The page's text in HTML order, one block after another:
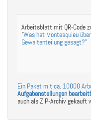
Arbeitsblatt mit QR-Code
"Was hat Montesquieu
Gewaltenteilung gesagt?"
Ein Paket mit ca. 10000
Aufgabenstellungen
auch als ZIP-Archiv gekauft